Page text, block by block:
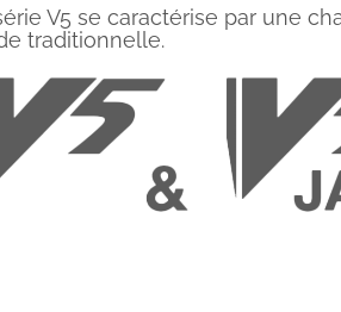
V5 se caractérise par une
traditionnelle.